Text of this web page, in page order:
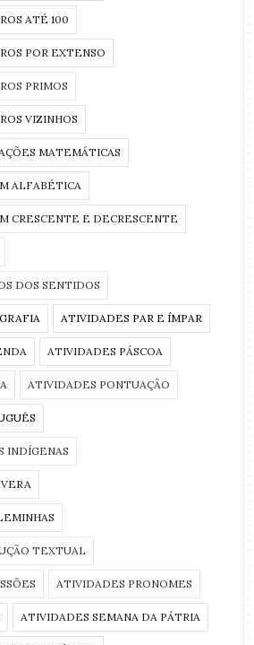
ATÉ 100
POR EXTENSO
PRIMOS
VIZINHOS
MATEMÁTICAS
ALFABÉTICA
CRESCENTE E DECRESCENTE
DOS SENTIDOS
ATIVIDADES PAR E ÍMPAR
ATIVIDADES PÁSCOA
ATIVIDADES PONTUAÇÃO
INDÍGENAS
TEXTUAL
ATIVIDADES PRONOMES
ATIVIDADES SEMANA DA PÁTRIA